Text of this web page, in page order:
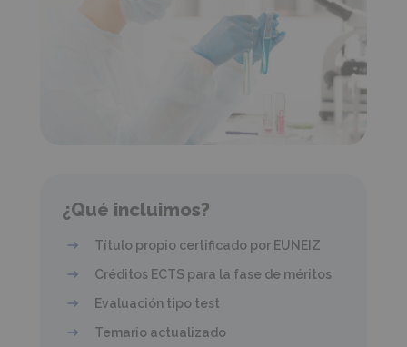
¿Qué incluimos?
Título propio certificado por EUNEIZ
Créditos ECTS para la fase de méritos
Evaluación tipo test
Temario actualizado